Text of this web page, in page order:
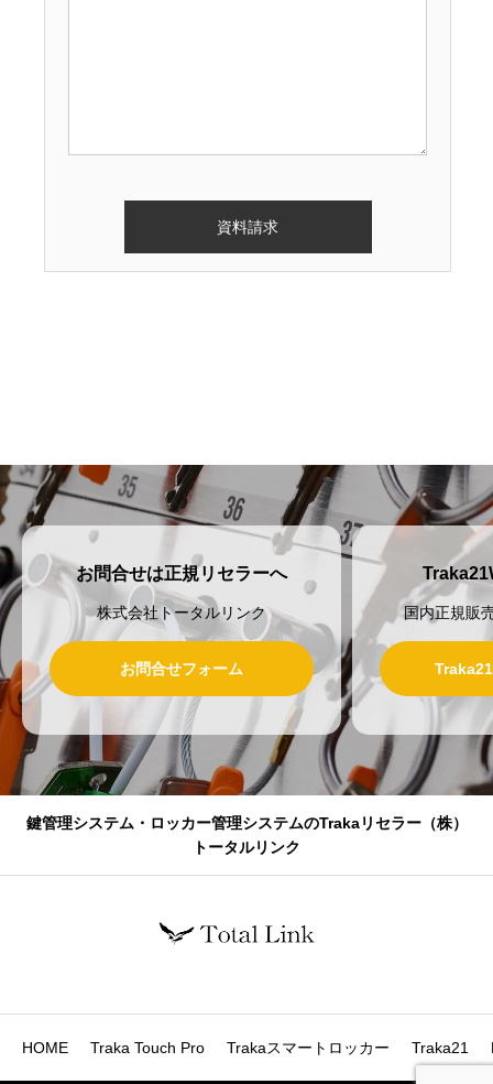
お問合せは正規リセラーへ
株式会社トータルリンク
お問合せフォーム
国内正規販
鍵管理システム・ロッカー管理システムのTrakaリセラー（株）
トータルリンク
HOME Traka Touch Pro Trakaスマートロッカー Traka21